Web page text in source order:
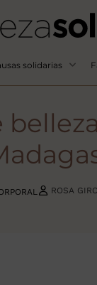
solidarias
ROSA